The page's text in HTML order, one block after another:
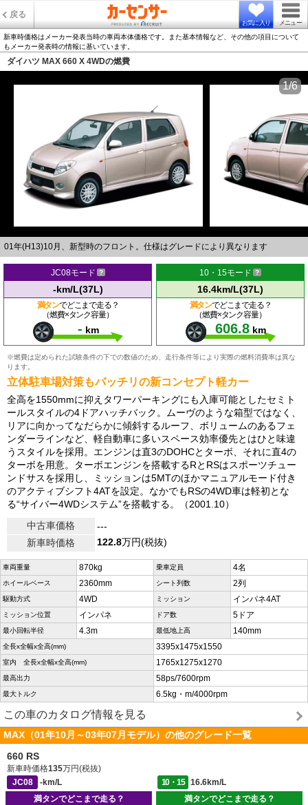
戻る
お気に入り メニュー
新車時価格はメーカー発表当時の車両本体価格です。また基本情報など、その他の項目について
もメーカー発表時の情報に基いています。
ダイハツ MAX 660 X 4WDの燃費
01年(H13)10月、新型時のフロント。仕様はグレードにより異なります
1/6
JC08モード
-km/L(37L)
満タンでどこまで走る？
（燃費×タンク容量）
- km
10・15モード
16.4km/L(37L)
満タンでどこまで走る？
（燃費×タンク容量）
606.8 km
※燃費は定められた試験条件の下での数値のため、走行条件等により実際の燃料消費率は異な
ります。
立体駐車場対策もバッチリの新コンセプト軽カー
全高を1550mmに抑えタワーパーキングにも入庫可能としたセミト
ールスタイルの4ドアハッチバック。ムーヴのような箱型ではなく、
リアに向かってなだらかに傾斜するルーフ、ボリュームのあるフェ
ンダーラインなど、軽自動車に多いスペース効率優先とはひと味違
うスタイルを採用。エンジンは直3のDOHCとターボ、それに直4の
ターボを用意。ターボエンジンを搭載するRとRSはスポーツチュー
ンドサスを採用し、ミッションは5MTのほかマニュアルモード付き
のアクティブシフト4ATを設定。なかでもRSの4WD車は軽初とな
る“サイバー4WDシステム”を搭載する。（2001.10）
中古車価格
---
新車時価格
122.8万円(税抜)
車両重量 870kg 乗車定員 4名
ホイールベース 2360mm シート列数 2列
駆動方式 4WD ミッション インパネ4AT
ミッション位置 インパネ ドア数 5ドア
最小回転半径 4.3m 最低地上高 140mm
全長x全幅x全高(mm) 3395x1475x1550
室内 全長x全幅x全高(mm) 1765x1275x1270
最高出力 58ps/7600rpm
最大トルク 6.5kg・m/4000rpm
この車のカタログ情報を見る
MAX（01年10月～03年07月モデル）の他のグレード一覧
660 RS
新車時価格135万円(税抜)
JC08
-km/L 10・15
16.6km/L
満タンでどこまで走る？
満タンでどこまで走る？